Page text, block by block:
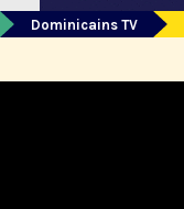
Dominicains TV